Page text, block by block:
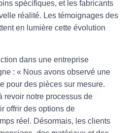
spécifiques, et les fabricants
réalité. Les témoignages des
en lumière cette évolution
dans une entreprise
: « Nous avons observé une
pour des pièces sur mesure.
revoir notre processus de
offrir des options de
réel. Désormais, les clients